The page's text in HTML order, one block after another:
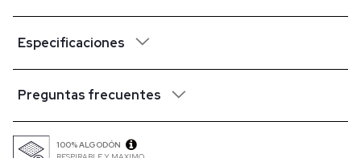
Especificaciones
Preguntas frecuentes
100% ALGODÓN